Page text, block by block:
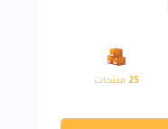
25 منتجات